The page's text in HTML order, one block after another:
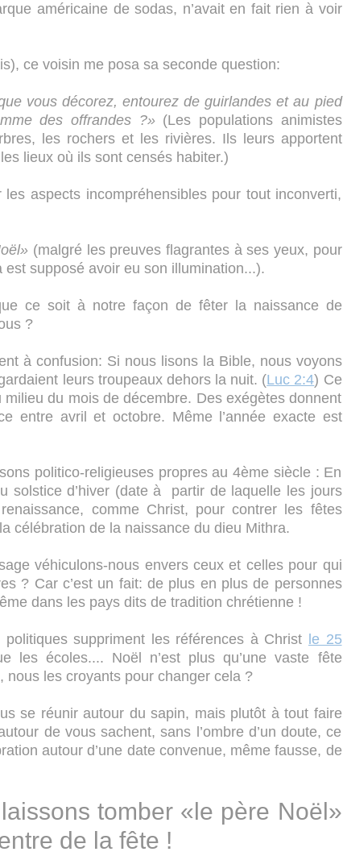
américaine de sodas, n’avait en fait rien à voir
ce voisin me posa sa seconde question:
vous décorez, entourez de guirlandes et au pied
des offrandes ?»(Les populations animistes
les rochers et les rivières. Ils leurs apportent
lieux où ils sont censés habiter.)
aspects incompréhensibles pour tout inconverti,
(malgré les preuves flagrantes à ses yeux, pour
est supposé avoir eu son illumination...).
ce soit à notre façon de fêter la naissance de
?
à confusion: Si nous lisons la Bible, nous voyons
leurs troupeaux dehors la nuit. (Luc 2:4) Ce
du mois de décembre. Des exégètes donnent
entre avril et octobre. Même l’année exacte est
politico-religieuses propres au 4ème siècle : En
solstice d’hiver (date à partir de laquelle les jours
comme Christ, pour contrer les fêtes
célébration de la naissance du dieu Mithra.
véhiculons-nous envers ceux et celles pour qui
? Car c’est un fait: de plus en plus de personnes
dans les pays dits de tradition chrétienne !
suppriment les références à Christ
le 25
les écoles.... Noël n’est plus qu’une vaste fête
les croyants pour changer cela ?
se réunir autour du sapin, mais plutôt à tout faire
de vous sachent, sans l’ombre d’un doute, ce
autour d’une date convenue, même fausse, de
tomber «le père Noël»
de la fête !